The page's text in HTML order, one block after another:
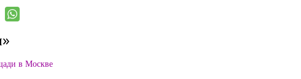
в Москве